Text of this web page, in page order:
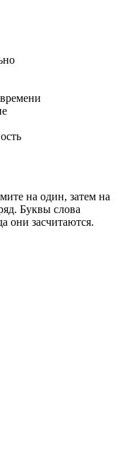
на один, затем на
Буквы слова
они засчитаются.